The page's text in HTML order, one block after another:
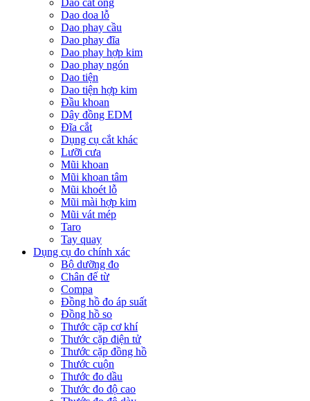
Dao cắt ống
Dao doa lỗ
Dao phay cầu
Dao phay đĩa
Dao phay hợp kim
Dao phay ngón
Dao tiện
Dao tiện hợp kim
Đầu khoan
Dây đồng EDM
Đĩa cắt
Dụng cụ cắt khác
Lưỡi cưa
Mũi khoan
Mũi khoan tâm
Mũi khoét lỗ
Mũi mài hợp kim
Mũi vát mép
Taro
Tay quay
Dụng cụ đo chính xác
Bộ dưỡng đo
Chân đế từ
Compa
Đồng hồ đo áp suất
Đồng hồ so
Thước cặp cơ khí
Thước cặp điện tử
Thước cặp đồng hồ
Thước cuộn
Thước đo dầu
Thước đo độ cao